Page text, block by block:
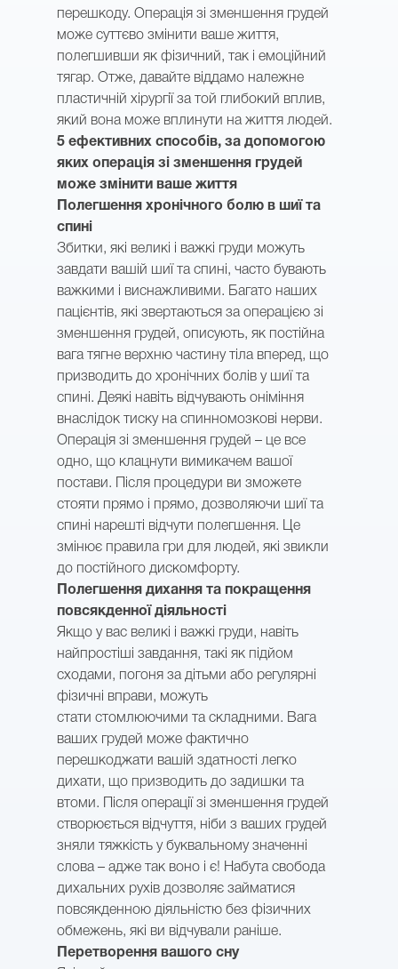
перешкоду. Операція зі зменшення грудей
може суттєво змінити ваше життя,
полегшивши як фізичний, так і емоційний
тягар. Отже, давайте віддамо належне
пластичній хірургії за той глибокий вплив,
який вона може вплинути на життя людей.
5 ефективних способів, за допомогою
яких операція зі зменшення грудей
може змінити ваше життя
Полегшення хронічного болю в шиї та
спині
Збитки, які великі і важкі груди можуть
завдати вашій шиї та спині, часто бувають
важкими і виснажливими. Багато наших
пацієнтів, які звертаються за операцією зі
зменшення грудей, описують, як постійна
вага тягне верхню частину тіла вперед, що
призводить до хронічних болів у шиї та
спині. Деякі навіть відчувають оніміння
внаслідок тиску на спинномозкові нерви.
Операція зі зменшення грудей – це все
одно, що клацнути вимикачем вашої
постави. Після процедури ви зможете
стояти прямо і прямо, дозволяючи шиї та
спині нарешті відчути полегшення. Це
змінює правила гри для людей, які звикли
до постійного дискомфорту.
Полегшення дихання та покращення
повсякденної діяльності
Якщо у вас великі і важкі груди, навіть
найпростіші завдання, такі як підйом
сходами, погоня за дітьми або регулярні
фізичні вправи, можуть
стати стомлюючими та складними. Вага
ваших грудей може фактично
перешкоджати вашій здатності легко
дихати, що призводить до задишки та
втоми. Після операції зі зменшення грудей
створюється відчуття, ніби з ваших грудей
зняли тяжкість у буквальному значенні
слова – адже так воно і є! Набута свобода
дихальних рухів дозволяє займатися
повсякденною діяльністю без фізичних
обмежень, які ви відчували раніше.
Перетворення вашого сну